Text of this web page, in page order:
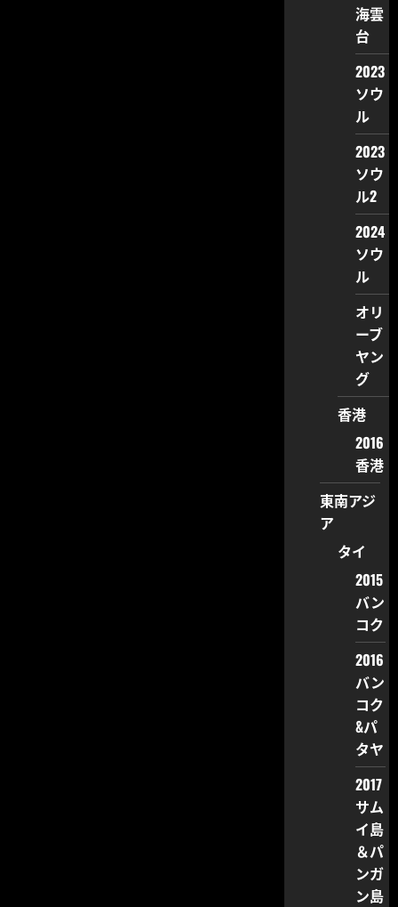
海雲
台
2023
ソウ
ル
2023
ソウ
ル2
2024
ソウ
ル
オリ
ーブ
ヤン
グ
香港
2016
香港
東南アジ
ア
タイ
2015
バン
コク
2016
バン
コク
&パ
タヤ
2017
サム
イ島
＆パ
ンガ
ン島